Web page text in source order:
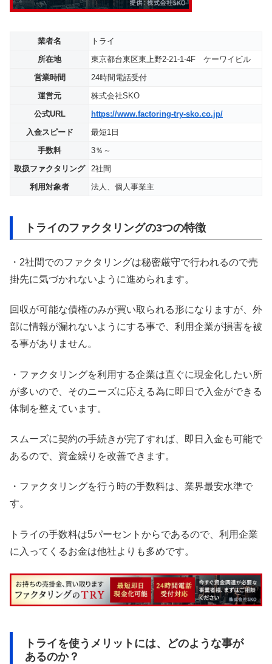
業者名
トライ
所在地
東京都台東区東上野2-21-1-4F ケーワイビル
営業時間
24時間電話受付
運営元
株式会社SKO
公式URL
https://www.factoring-try-sko.co.jp/
入金スピード
最短1日
手数料
3％～
取扱ファクタリング
2社間
利用対象者
法人、個人事業主
トライのファクタリングの3つの特徴
・2社間でのファクタリングは秘密厳守で行われるので売
掛先に気づかれないように進められます。
回収が可能な債権のみが買い取られる形になりますが、外
部に情報が漏れないようにする事で、利用企業が損害を被
る事がありません。
・ファクタリングを利用する企業は直ぐに現金化したい所
が多いので、そのニーズに応える為に即日で入金ができる
体制を整えています。
スムーズに契約の手続きが完了すれば、即日入金も可能で
あるので、資金繰りを改善できます。
・ファクタリングを行う時の手数料は、業界最安水準で
す。
トライの手数料は5パーセントからであるので、利用企業
に入ってくるお金は他社よりも多めです。
トライを使うメリットには、どのような事が
あるのか？